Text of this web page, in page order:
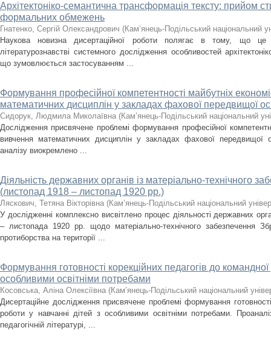
Архітектоніко-семантична трансформація тексту: прийом
формальних обмежень
Гнатенко, Сергій Олександрович (Кам’янець-Подільський національний
Наукова новизна дисертаційної роботи полягає в тому, що
літературознавстві системного дослідження особливостей
що зумовлюється застосуванням ...
Формування професійної компетентності майбутніх
математичних дисциплін у закладах фахової передвищої
Сидорук, Людмила Миколаївна (Кам’янець-Подільський національний
Дослідження присвячене проблемі формування професійної
вивчення математичних дисциплін у закладах фахової передвищої
аналізу виокремлено ...
Діяльність державних органів із матеріально-технічного
(листопад 1918 – листопад 1920 рр.)
Ляскович, Тетяна Вікторівна (Кам’янець-Подільський національний
У дослідженні комплексно висвітлено процес діяльності державних
– листопада 1920 рр. щодо матеріально-технічного забезпечення
протиборства на території ...
Формування готовності корекційних педагогів до
особливими освітніми потребами
Косовська, Аліна Олексіївна (Кам’янець-Подільський національний
Дисертаційне дослідження присвячене проблемі формування
роботи у навчанні дітей з особливими освітніми потребами.
педагогічній літературі, ...